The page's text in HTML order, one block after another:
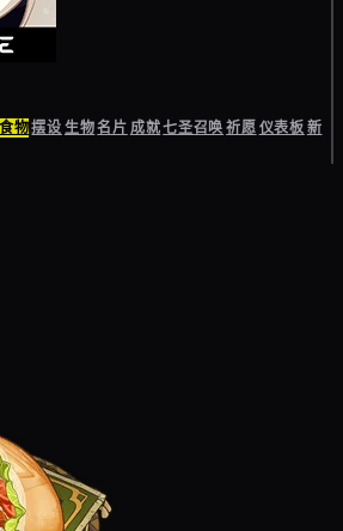
食物摆设生物名片成就七圣召唤祈愿仪表板新